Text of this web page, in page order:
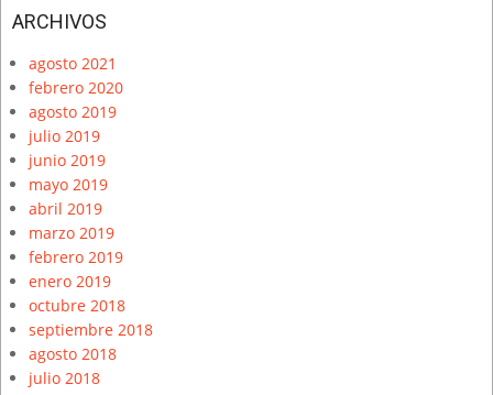
ARCHIVOS
agosto 2021
febrero 2020
agosto 2019
julio 2019
junio 2019
mayo 2019
abril 2019
marzo 2019
febrero 2019
enero 2019
octubre 2018
septiembre 2018
agosto 2018
julio 2018